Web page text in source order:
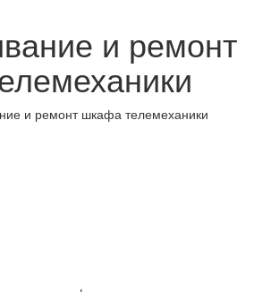
и ремонт
и ремонт шкафа телемеханики